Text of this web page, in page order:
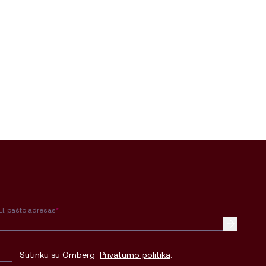
pašto adresas*
Sutinku su Omberg Privatumo politika.